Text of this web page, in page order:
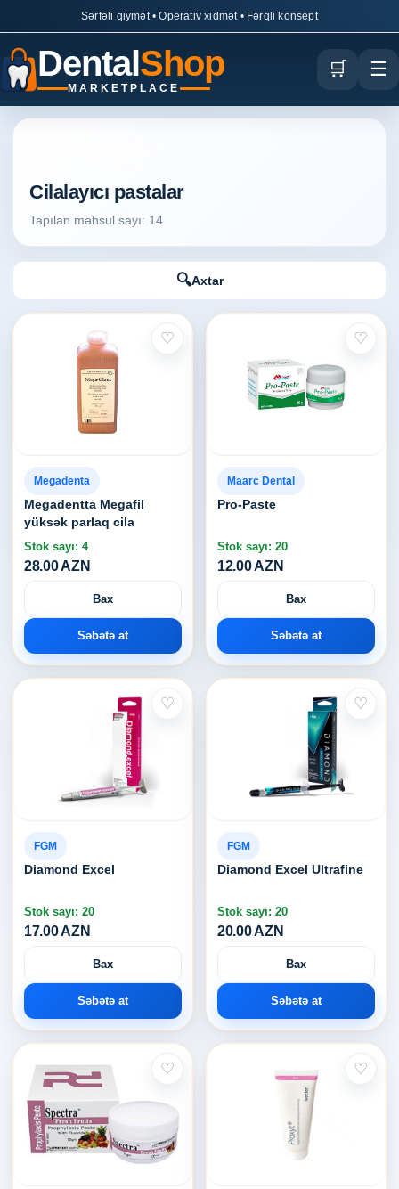
Sərfəli qiymət • Operativ xidmət • Fərqli konsept
DentalShop
MARKETPLACE
🛒 ☰
Cilalayıcı pastalar
Tapılan məhsul sayı: 14
🔍Axtar
♡
Megadenta
Megadentta Megafil
yüksək parlaq cila
Stok sayı: 4
28.00 AZN
Bax
Səbətə at
♡
Maarc Dental
Pro-Paste
Stok sayı: 20
12.00 AZN
Bax
Səbətə at
♡
FGM
Diamond Excel
Stok sayı: 20
17.00 AZN
Bax
Səbətə at
♡
FGM
Diamond Excel Ultrafine
Stok sayı: 20
20.00 AZN
Bax
Səbətə at
♡ ♡